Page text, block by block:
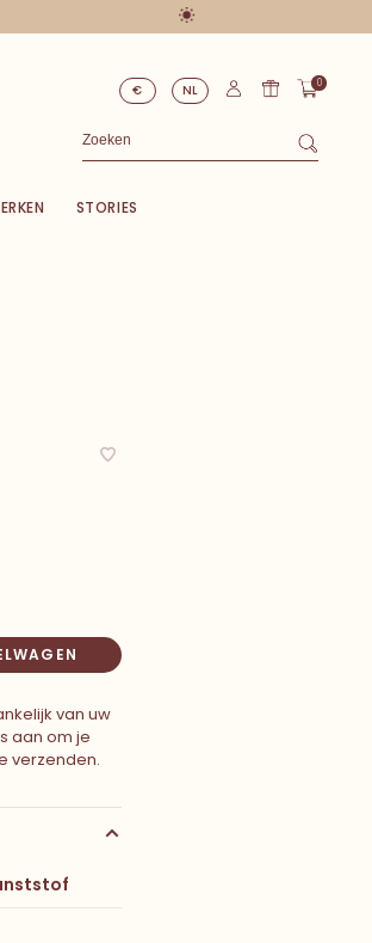
€ NL 0
STORIES
van uw
aan om je
verzenden.